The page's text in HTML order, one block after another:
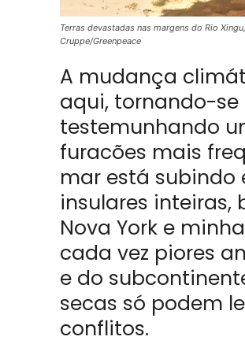
Terras devastadas nas margens do Rio
Cruppe/Greenpeace
A mudança
aqui, tornando-se
testemunhando
furacões mais
mar está subindo
insulares
Nova York e
cada vez piores
e do
secas só podem
conflitos.